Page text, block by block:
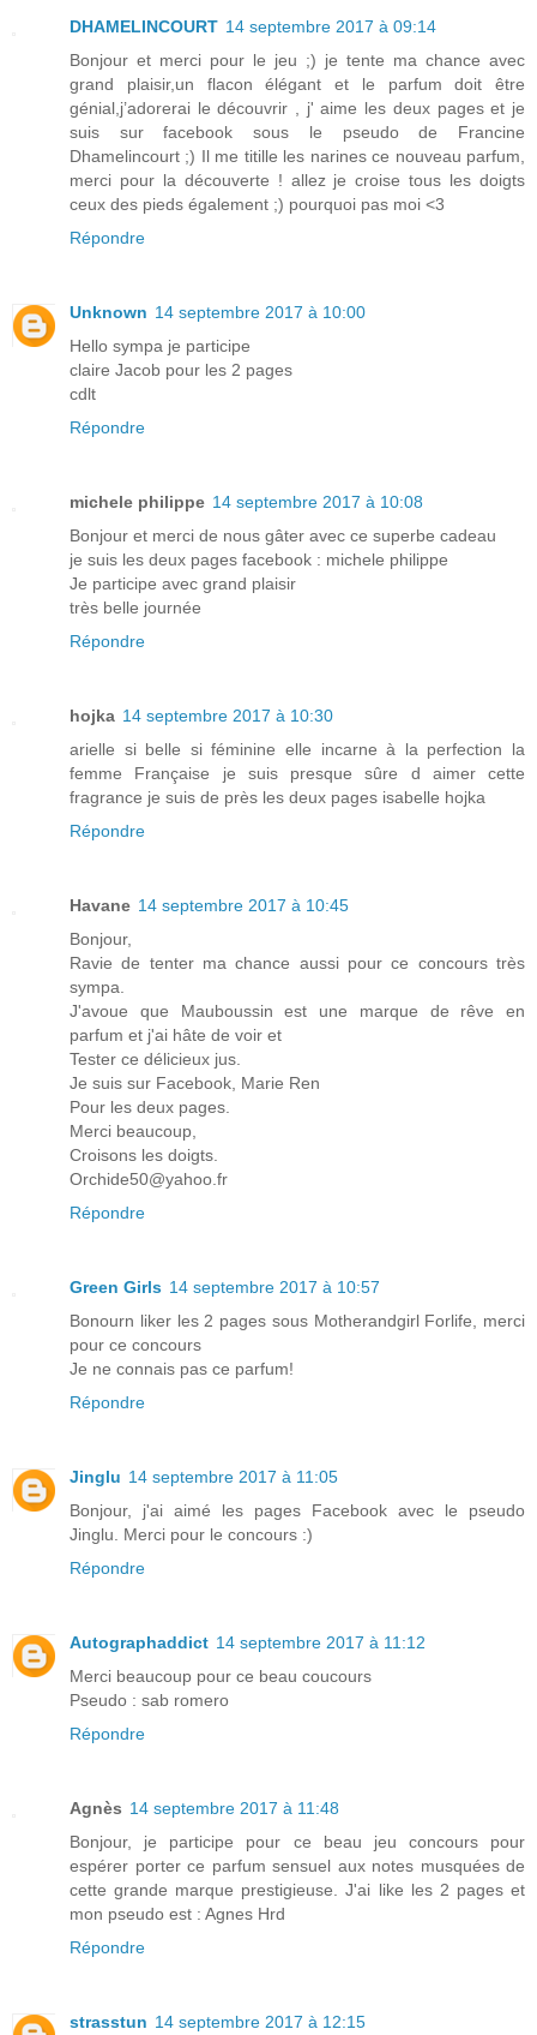
DHAMELINCOURT 14 septembre 2017 à 09:14
Bonjour et merci pour le jeu ;) je tente ma chance avec
grand plaisir,un flacon élégant et le parfum doit être
génial,j’adorerai le découvrir , j' aime les deux pages et je
suis sur facebook sous le pseudo de Francine
Dhamelincourt ;) Il me titille les narines ce nouveau parfum,
merci pour la découverte ! allez je croise tous les doigts
ceux des pieds également ;) pourquoi pas moi <3
Répondre
Unknown 14 septembre 2017 à 10:00
Hello sympa je participe
claire Jacob pour les 2 pages
cdlt
Répondre
michele philippe 14 septembre 2017 à 10:08
Bonjour et merci de nous gâter avec ce superbe cadeau
je suis les deux pages facebook : michele philippe
Je participe avec grand plaisir
très belle journée
Répondre
hojka 14 septembre 2017 à 10:30
arielle si belle si féminine elle incarne à la perfection la
femme Française je suis presque sûre d aimer cette
fragrance je suis de près les deux pages isabelle hojka
Répondre
Havane 14 septembre 2017 à 10:45
Bonjour,
Ravie de tenter ma chance aussi pour ce concours très
sympa.
J'avoue que Mauboussin est une marque de rêve en
parfum et j'ai hâte de voir et
Tester ce délicieux jus.
Je suis sur Facebook, Marie Ren
Pour les deux pages.
Merci beaucoup,
Croisons les doigts.
Orchide50@yahoo.fr
Répondre
Green Girls 14 septembre 2017 à 10:57
Bonourn liker les 2 pages sous Motherandgirl Forlife, merci
pour ce concours
Je ne connais pas ce parfum!
Répondre
Jinglu 14 septembre 2017 à 11:05
Bonjour, j'ai aimé les pages Facebook avec le pseudo
Jinglu. Merci pour le concours :)
Répondre
Autographaddict 14 septembre 2017 à 11:12
Merci beaucoup pour ce beau coucours
Pseudo : sab romero
Répondre
Agnès 14 septembre 2017 à 11:48
Bonjour, je participe pour ce beau jeu concours pour
espérer porter ce parfum sensuel aux notes musquées de
cette grande marque prestigieuse. J'ai like les 2 pages et
mon pseudo est : Agnes Hrd
Répondre
strasstun 14 septembre 2017 à 12:15